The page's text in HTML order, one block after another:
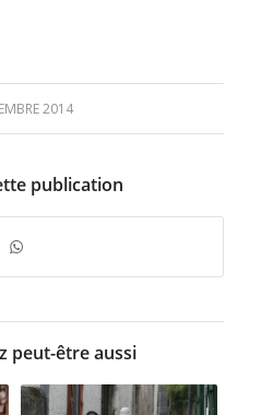
2014
publication
peut-être aussi